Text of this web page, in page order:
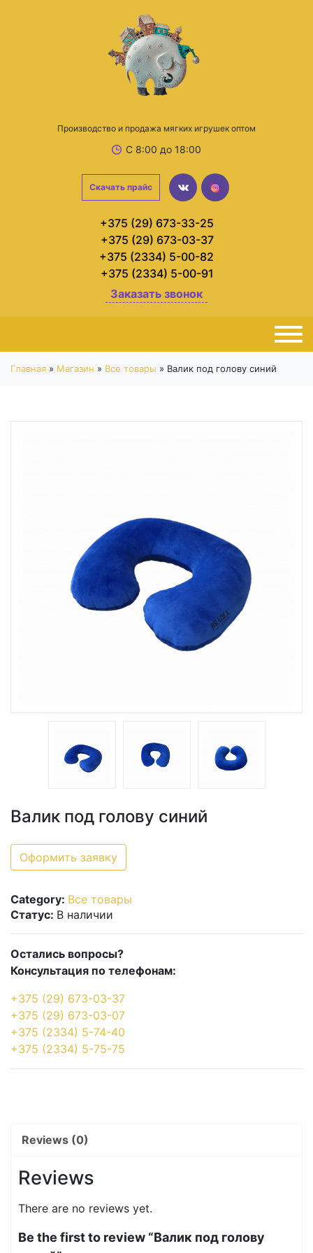
Производство и продажа мягких игрушек оптом
С 8:00 до 18:00
Скачать прайс
+375 (29) 673-33-25
+375 (29) 673-03-37
+375 (2334) 5-00-82
+375 (2334) 5-00-91
Заказать звонок
Главная » Магазин » Все товары » Валик под голову синий
Валик под голову синий
Category: Все товары
Статус: В наличии
Оформить заявку
Остались вопросы?
Консультация по телефонам:
+375 (29) 673-03-37
+375 (29) 673-03-07
+375 (2334) 5-74-40
+375 (2334) 5-75-75
Reviews (0)
Reviews
There are no reviews yet.
Be the first to review “Валик под голову